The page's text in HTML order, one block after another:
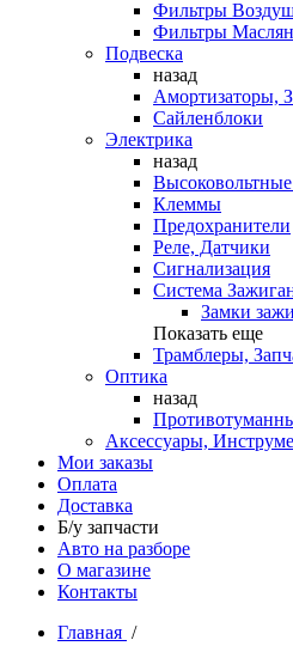
Фильтры
Фильтры
Подвеска
назад
Амортизаторы,
Сайленблоки
Электрика
назад
Клеммы
Предохранители
Реле, Датчики
Сигнализация
Система
Замки
Показать еще
Трамблеры,
Оптика
назад
Аксессуары,
Мои заказы
Оплата
Доставка
Б/у запчасти
Авто на разборе
О магазине
Контакты
Главная /